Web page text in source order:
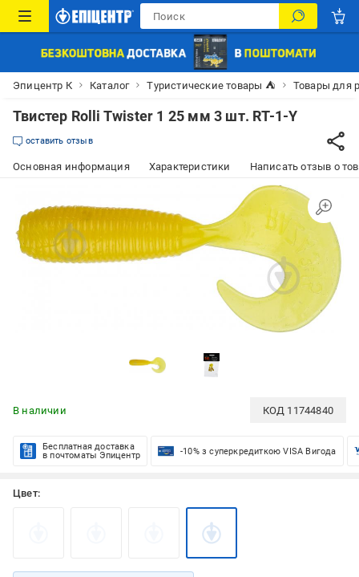
Эпицентр К Каталог Туристические товары ⛺ Товары для
Твистер Rolli Twister 1 25 мм 3 шт. RT-1-Y
оставить отзыв
Основная информация Характеристики Написать отзыв о
В наличии КОД 11744840
Бесплатная доставка
в почтоматы Эпицентр
-10% з суперкредиткою VISA Вигода
Цвет: